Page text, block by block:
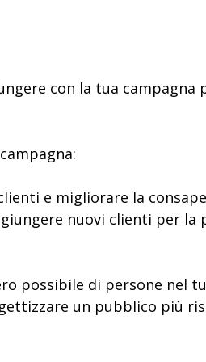
con la tua
e migliorare la
nuovi clienti per la
possibile di persone nel
un pubblico più